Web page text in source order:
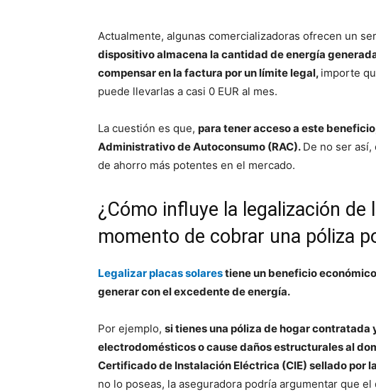
Actualmente, algunas comercializadoras ofrecen un
dispositivo almacena la cantidad de energía
compensar en la factura por un límite legal, importe
puede llevarlas a casi 0 EUR al mes.
La cuestión es que, para tener acceso a este
Administrativo de Autoconsumo (RAC). De no ser
de ahorro más potentes en el mercado.
¿Cómo influye la legalización de
momento de cobrar una póliza
Legalizar placas solarestiene un beneficio
generar con el excedente de energía.
Por ejemplo, si tienes una póliza de hogar contratada
electrodomésticos o cause daños estructurales al
Certificado de Instalación Eléctrica (CIE) sellado por
no lo poseas, la aseguradora podría argumentar que